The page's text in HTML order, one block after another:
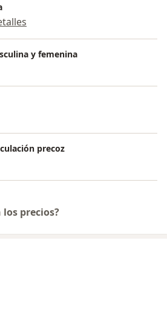
y femenina
precoz
precios?